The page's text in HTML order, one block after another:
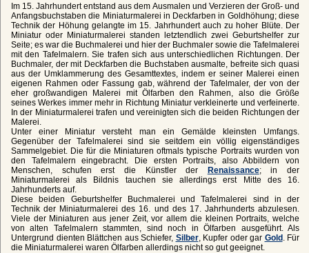
Im 15. Jahrhundert entstand aus dem Ausmalen und Verzieren der Groß- und
Anfangsbuchstaben die Miniaturmalerei in Deckfarben in Goldhöhung; diese
Technik der Höhung gelangte im 15. Jahrhundert auch zu hoher Blüte. Der
Miniatur oder Miniaturmalerei standen letztendlich zwei Geburtshelfer zur
Seite; es war die Buchmalerei und hier der Buchmaler sowie die Tafelmalerei
mit den Tafelmalern. Sie trafen sich aus unterschiedlichen Richtungen. Der
Buchmaler, der mit Deckfarben die Buchstaben ausmalte, befreite sich quasi
aus der Umklammerung des Gesamttextes, indem er seiner Malerei einen
eigenen Rahmen oder Fassung gab, während der Tafelmaler, der von der
eher großwandigen Malerei mit Ölfarben den Rahmen, also die Größe
seines Werkes immer mehr in Richtung Miniatur verkleinerte und verfeinerte.
In der Miniaturmalerei trafen und vereinigten sich die beiden Richtungen der
Malerei.
Unter einer Miniatur versteht man ein Gemälde kleinsten Umfangs.
Gegenüber der Tafelmalerei sind sie seitdem ein völlig eigenständiges
Sammelgebiet. Die für die Miniaturen oftmals typische Portraits wurden von
den Tafelmalern eingebracht. Die ersten Portraits, also Abbildern von
Menschen, schufen erst die Künstler der Renaissance; in der
Miniaturmalerei als Bildnis tauchen sie allerdings erst Mitte des 16.
Jahrhunderts auf.
Diese beiden Geburtshelfer Buchmalerei und Tafelmalerei sind in der
Technik der Miniaturmalerei des 16. und des 17. Jahrhunderts abzulesen.
Viele der Miniaturen aus jener Zeit, vor allem die kleinen Portraits, welche
von alten Tafelmalern stammten, sind noch in Ölfarben ausgeführt. Als
Untergrund dienten Blättchen aus Schiefer, Silber, Kupfer oder gar Gold. Für
die Miniaturmalerei waren Ölfarben allerdings nicht so gut geeignet.